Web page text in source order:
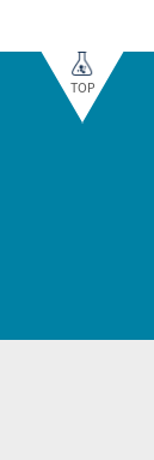
TOP